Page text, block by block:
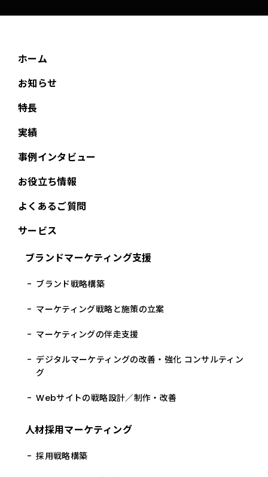
ホーム
お知らせ
特長
実績
事例インタビュー
お役立ち情報
よくあるご質問
サービス
ブランドマーケティング支援
ブランド戦略構築
マーケティング戦略と施策の立案
マーケティングの伴走支援
デジタルマーケティングの改善・強化 コンサルティン
グ
Webサイトの戦略設計／制作・改善
人材採用マーケティング
採用戦略構築